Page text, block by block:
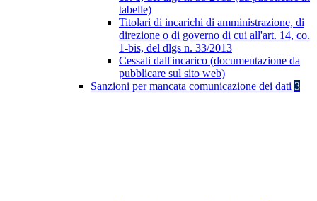
tabelle)
Titolari di incarichi di amministrazione, di
direzione o di governo di cui all'art. 14, co.
1-bis, del dlgs n. 33/2013
Cessati dall'incarico (documentazione da
pubblicare sul sito web)
Sanzioni per mancata comunicazione dei dati 3